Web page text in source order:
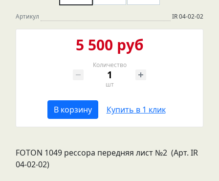
Артикул IR 04-02-02
5 500 руб
Количество
шт
В корзину Купить в 1 клик
FOTON 1049 рессора передняя лист №2 (Арт. IR
04-02-02)